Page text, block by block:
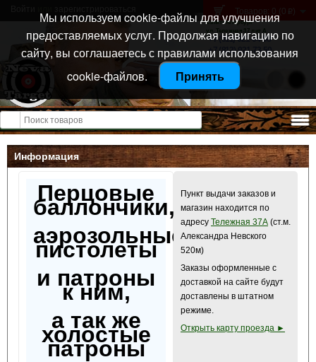
Санкт-Петербург
ул. Тележная 37 лит А
+7 (911) 021-04-08
+7 (812) 921-73-50
Товаров: 0 (0 p )
Открыть меню
Информация
Перцовые
баллончики,
аэрозольные
пистолеты
и патроны
к ним,
а так же
холостые
патроны
Пункт выдачи заказов и
магазин находится по
адресу Тележная 37А (ст.м.
Александра Невского
520м)
Заказы оформленные с
доставкой на сайте будут
доставлены в штатном
режиме.
Открыть карту проезда ►
Мы используем cookie-файлы для улучшения
предоставляемых услуг. Продолжая навигацию по
сайту, вы соглашаетесь с правилами использования
cookie-файлов.
Принять